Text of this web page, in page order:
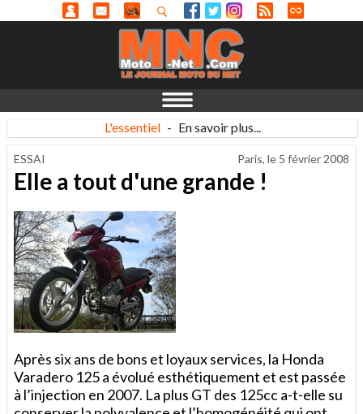
L'essentiel - En savoir plus...
ESSAI Paris, le 5 février 2008
Elle a tout d'une grande !
Après six ans de bons et loyaux services, la Honda
Varadero 125 a évolué esthétiquement et est passée
à l’injection en 2007. La plus GT des 125cc a-t-elle su